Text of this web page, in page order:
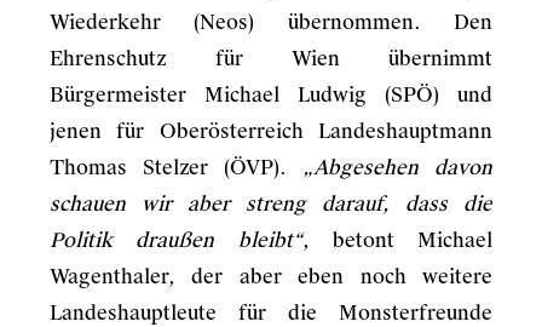
Wiederkehr (Neos) übernommen. Den
Ehrenschutz für Wien übernimmt
Bürgermeister Michael Ludwig (SPÖ) und
jenen für Oberösterreich Landeshauptmann
Thomas Stelzer (ÖVP). „Abgesehen davon
schauen wir aber streng darauf, dass die
Politik draußen bleibt“, betont Michael
Wagenthaler, der aber eben noch weitere
Landeshauptleute für die Monsterfreunde